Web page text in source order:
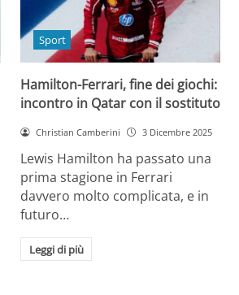
Sport
Hamilton-Ferrari, fine dei giochi:
incontro in Qatar con il sostituto
Christian Camberini 3 Dicembre 2025
Lewis Hamilton ha passato una
prima stagione in Ferrari
davvero molto complicata, e in
futuro…
Leggi di più